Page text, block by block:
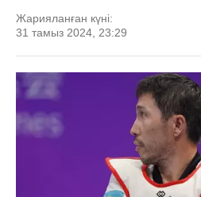
Жарияланған күні:
31 тамыз 2024, 23:29